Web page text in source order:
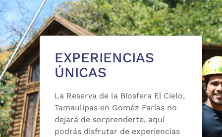
EXPERIENCIAS
ÚNICAS
La Reserva de la Biosfera El Cielo,
Tamaulipas en Goméz Farías no
dejará de sorprenderte, aquí
podrás disfrutar de experiencias